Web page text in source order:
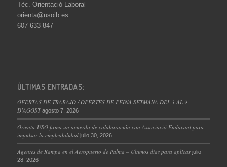
Tèc. Orientació Laboral
orienta@usoib.es
607 633 847
ÚLTIMAS ENTRADAS:
OFERTAS DE TRABAJO / OFERTES DE FEINA SETMANA DEL 3 AL 9
D’AGOST agosto 7, 2026
Orienta-USO firma un acuerdo de colaboración con Associació Endavant para
impulsar la empleabilidad julio 30, 2026
Agentes de Rampa en el Aeropuerto de Palma – Últimos días para aplicar julio
28, 2026